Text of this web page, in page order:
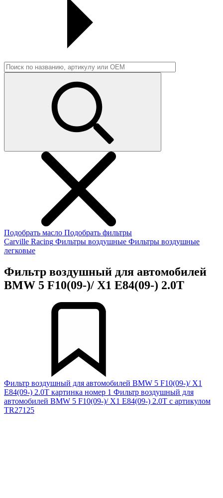
Подобрать масло Подобрать фильтры
Carville Racing Фильтры воздушные Фильтры воздушные
легковые
Фильтр воздушный для автомобилей
BMW 5 F10(09-)/ X1 E84(09-) 2.0T
Фильтр воздушный для автомобилей BMW 5 F10(09-)/ X1
E84(09-) 2.0T картинка номер 1 Фильтр воздушный для
автомобилей BMW 5 F10(09-)/ X1 E84(09-) 2.0T с артикулом
TR27125